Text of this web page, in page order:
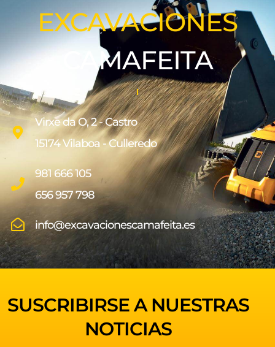
EXCAVACIONES
CAMAFEITA
Virxe da O, 2 - Castro
15174 Vilaboa - Culleredo
981 666 105
656 957 798
info@excavacionescamafeita.es
SUSCRIBIRSE A NUESTRAS
NOTICIAS